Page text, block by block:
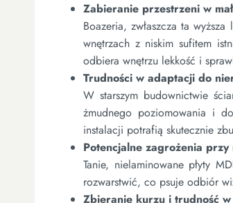
Zabieranie przestrzeni w
Boazeria, zwłaszcza ta
wnętrzach z niskim sufitem
odbiera wnętrzu lekkość i
Trudności w adaptacji do
W starszym budownictwie
żmudnego poziomowania i
instalacji potrafią skutecznie
Potencjalne zagrożenia przy
Tanie, nielaminowane płyty
rozwarstwić, co psuje odbiór
Zbieranie kurzu i trudność w